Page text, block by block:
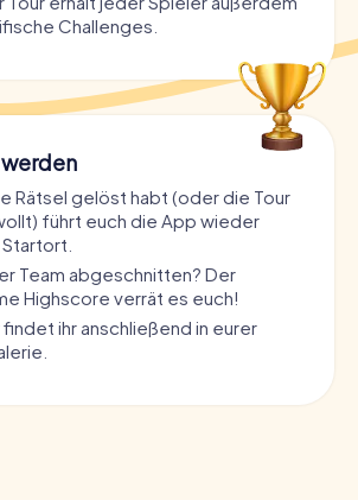
Challenges.
Rätsel gelöst habt (oder die Tour
führt euch die App wieder
Team abgeschnitten? Der
Highscore verrät es euch!
findet ihr anschließend in eurer